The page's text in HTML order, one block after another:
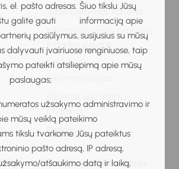
el. pašto adresas. Šiuo tikslu Jūsų
galite gauti informaciją apie
pasiūlymus, susijusius su mūsų
dalyvauti įvairiuose renginiuose, taip
pateikti atsiliepimą apie mūsų
paslaugas;
užsakymo administravimo ir
mūsų veiklą pateikimo
tikslu tvarkome Jūsų pateiktus
pašto adresą, IP adresą,
atšaukimo datą ir laiką,
Vaiko ugdymas karjerai
Informacija apie profesijų
ir darbo pasaulį
Patarimai ir
rekomendacijos
pagalba
Renginiai
Senoji svetainės versija